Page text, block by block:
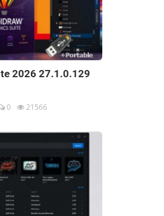
2026 27.1.0.129
0 21566